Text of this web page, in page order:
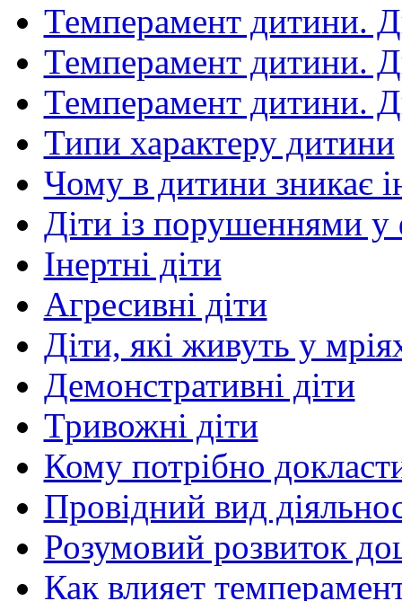
Темперамент дитини.
Темперамент дитини.
Темперамент дитини.
Типи характеру дитини
Чому в дитини зникає
Діти із порушеннями у
Інертні діти
Агресивні діти
Діти, які живуть у
Демонстративні діти
Тривожні діти
Кому потрібно
Провідний вид
Розумовий розвиток
Как влияет